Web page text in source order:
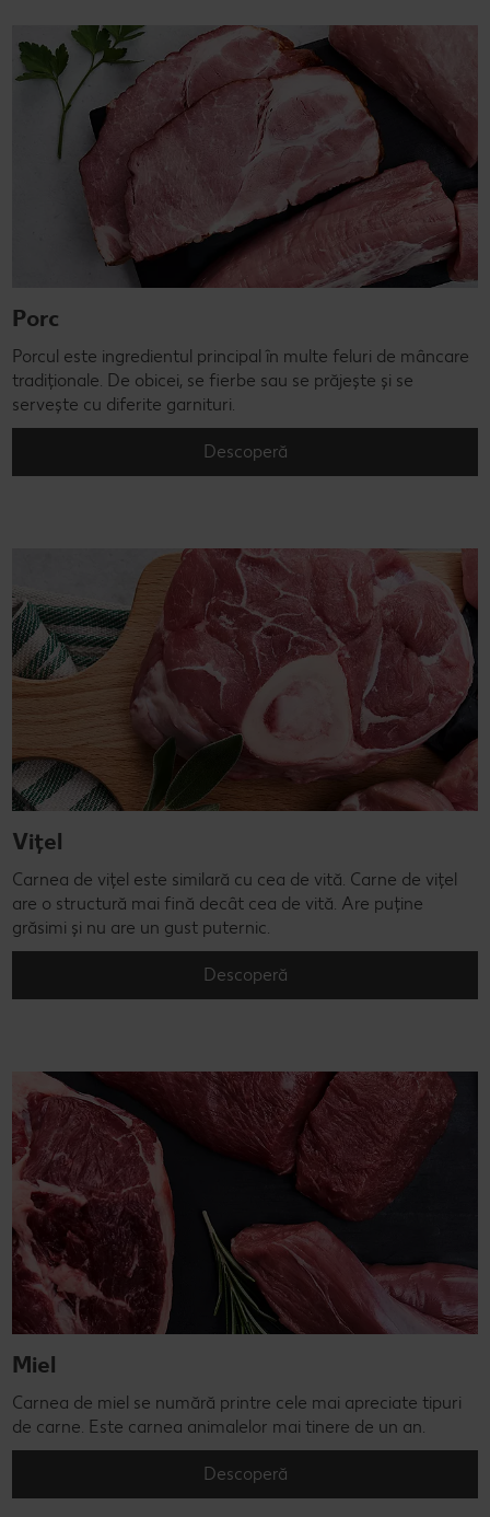
Porc
Porcul este ingredientul principal în multe feluri de mâncare
tradiționale. De obicei, se fierbe sau se prăjește și se
servește cu diferite garnituri.
Descoperă
Vițel
Carnea de vițel este similară cu cea de vită. Carne de vițel
are o structură mai fină decât cea de vită. Are puține
grăsimi și nu are un gust puternic.
Descoperă
Miel
Carnea de miel se numără printre cele mai apreciate tipuri
de carne. Este carnea animalelor mai tinere de un an.
Descoperă